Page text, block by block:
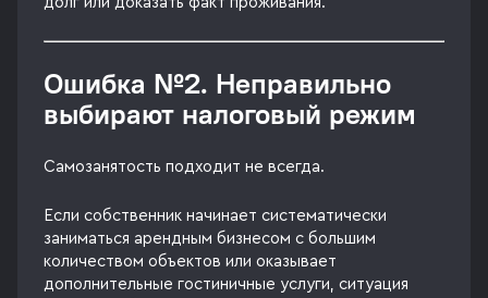
Ошибка №2. Неправильно
выбирают налоговый режим
Самозанятость подходит не всегда.
Если собственник начинает систематически
заниматься арендным бизнесом с большим
количеством объектов или оказывает
дополнительные гостиничные услуги, ситуация